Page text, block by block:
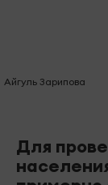
Айгуль Зарипова
Для